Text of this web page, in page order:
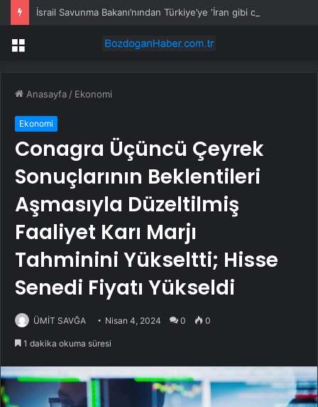
Menü
Anasayfa / Ekonomi
Ekonomi
Conagra Üçüncü Çeyrek
Sonuçlarının Beklentileri
Aşmasıyla Düzeltilmiş
Faaliyet Karı Marjı
Tahminini Yükseltti; Hisse
Senedi Fiyatı Yükseldi
ÜMİT SAVĞA Nisan 4, 2024 0 0
1 dakika okuma süresi